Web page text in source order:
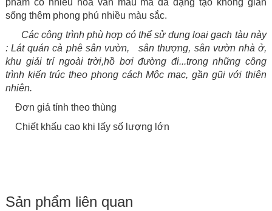
phẩm có nhiều hoa văn mẫu mã đa dạng tạo không gian
sống thêm phong phú nhiều màu sắc.
Các công trình phù hợp có thể sử dụng loại gạch tàu này
: Lát quán cà phê sân vườn, sân thượng, sân vườn nhà ở,
khu giải trí ngoài trời,hồ bơi đường đi...trong những công
trình kiến trúc theo phong cách Mộc mạc, gần gũi với thiên
nhiên.
Đơn giá tính theo thùng
Chiết khấu cao khi lấy số lượng lớn
Sản phẩm liên quan